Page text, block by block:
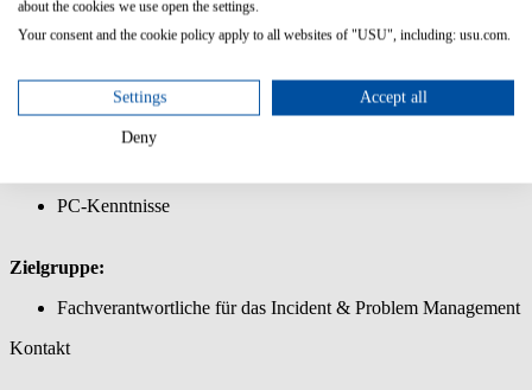
Sie lernen wie Sie Incidents und Problems bearbeiten und
Sie lernen wie Sie mit Master Incidents umgehen
Sie lernen wie Sie Modell Tickets verwenden
Wichtige Stammdaten für die Prozesse Incident und Problem
PC-Kenntnisse
Zielgruppe:
Fachverantwortliche für das Incident & Problem Management
Kontakt
about the cookies we use open the settings.
Your consent and the cookie policy apply to all websites of "USU", including: usu.com.
Settings Accept all
Deny